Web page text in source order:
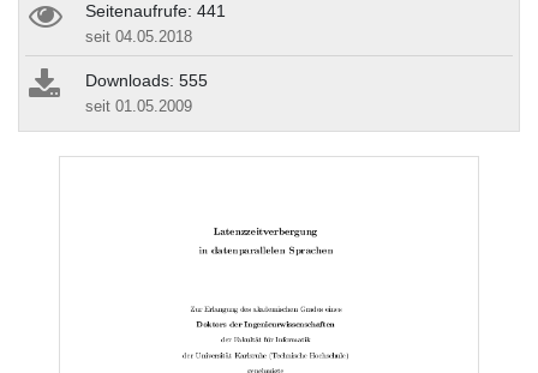
Seitenaufrufe: 441
seit 04.05.2018
Downloads: 555
seit 01.05.2009